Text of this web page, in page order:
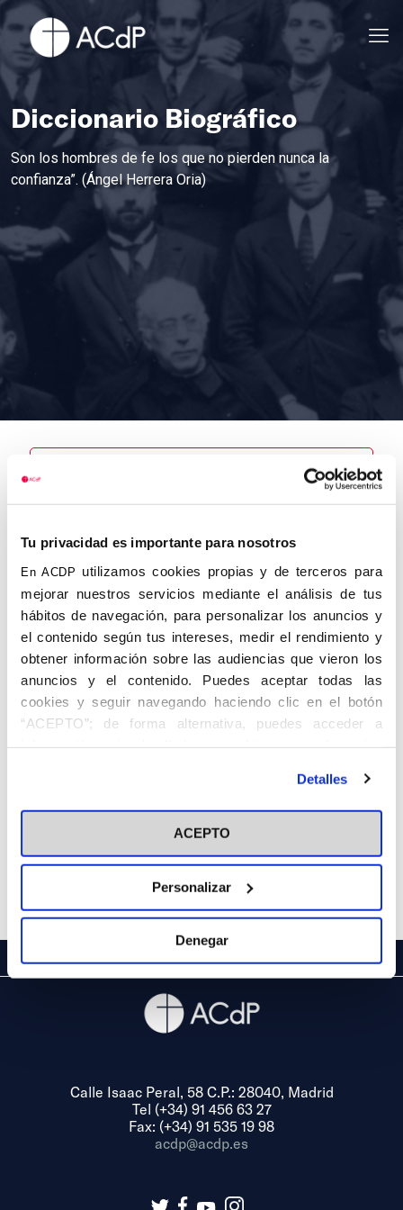
Tu privacidad es importante para nosotros
En ACDP utilizamos cookies propias y de terceros para
mejorar nuestros servicios mediante el análisis de tus
hábitos de navegación, para personalizar los anuncios y
el contenido según tus intereses, medir el rendimiento y
obtener información sobre las audiencias que vieron los
anuncios y el contenido. Puedes aceptar todas las
cookies y seguir navegando haciendo clic en el botón
“ACEPTO”; de forma alternativa, puedes acceder a
información más detallada y cambiar tus preferencias
en el botón "Personalizar". Para más información puedes
visitar nuestra Política de Cookies
Detalles
ACEPTO
Personalizar
Denegar
Diccionario Biográfico
Son los hombres de fe los que no pierden nunca la
confianza”. (Ángel Herrera Oria)
Nombre
Santamaría y
Uriarte,
Valentín
Autor
Centro de
adscripción
Fecha de
nacimiento
01/01/1881
Lugar de
Fecha de
defunción
Lugar de
defunción
Calle Isaac Peral, 58 C.P.: 28040, Madrid
Tel (+34) 91 456 63 27
Fax: (+34) 91 535 19 98
acdp@acdp.es